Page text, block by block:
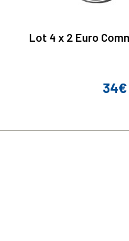
Lot 4 x 2 Euro
Prix
34€